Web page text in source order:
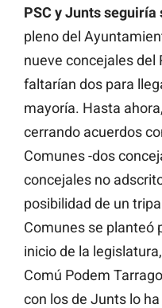
PSC y Junts
pleno del
nueve concejales del
faltarían dos para
mayoría. Hasta
cerrando acuerdos
Comunes -dos
concejales no
posibilidad de un
Comunes se planteó
inicio de la
Comú Podem
con los de Junts lo